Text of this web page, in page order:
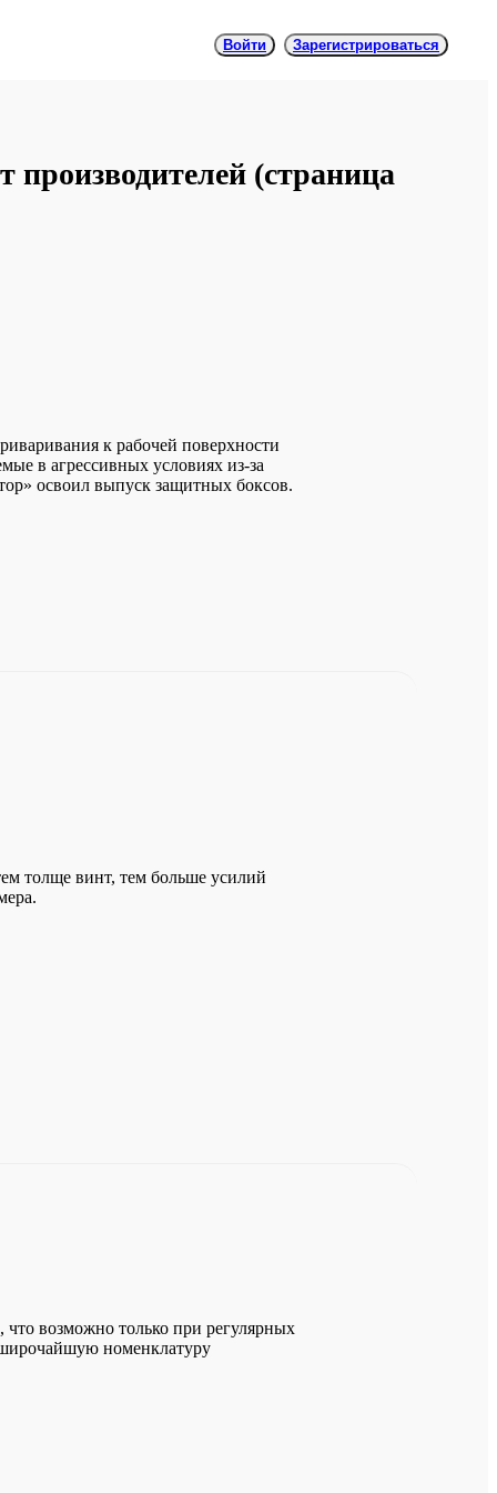
Войти Зарегистрироваться
(cтраница
к рабочей поверхности
в агрессивных условиях из-за
освоил выпуск защитных боксов.
толще винт, тем больше усилий
возможно только при регулярных
широчайшую номенклатуру